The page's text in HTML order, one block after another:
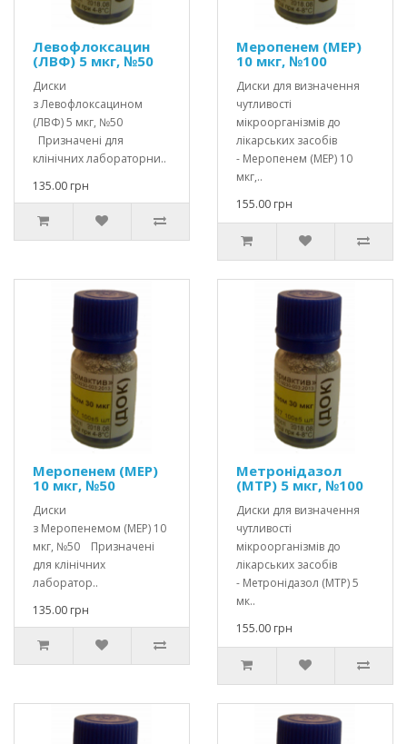
Левофлоксацин
(ЛВФ) 5 мкг, №50
Диски
з Левофлоксацином
(ЛВФ) 5 мкг, №50
Призначені для
клінічних лабораторни..
135.00 грн
Меропенем (МЕР)
10 мкг, №100
Диски для визначення
чутливості
мікроорганізмів до
лікарських засобів
- Меропенем (МЕР) 10
мкг,..
155.00 грн
Меропенем (МЕР)
10 мкг, №50
Диски
з Меропенемом (МЕР) 10
мкг, №50 Призначені
для клінічних
лаборатор..
135.00 грн
Метронідазол
(МТР) 5 мкг, №100
Диски для визначення
чутливості
мікроорганізмів до
лікарських засобів
- Метронідазол (МТР) 5
мк..
155.00 грн